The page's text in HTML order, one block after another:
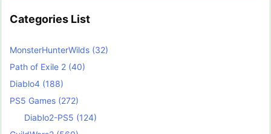
Categories List
MonsterHunterWilds (32)
Path of Exile 2 (40)
Diablo4 (188)
PS5 Games (272)
Diablo2-PS5 (124)